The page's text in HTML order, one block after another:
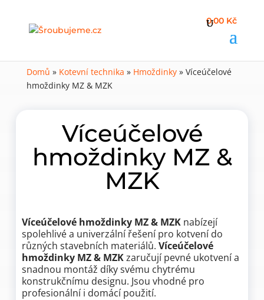
0,00 Kč
Domů » Kotevní technika » Hmoždinky» Víceúčelové
hmoždinky MZ & MZK
Víceúčelové
hmoždinky MZ &
MZK
Víceúčelové hmoždinky MZ & MZK nabízejí
spolehlivé a univerzální řešení pro kotvení do
různých stavebních materiálů.Víceúčelové
hmoždinky MZ & MZKzaručují pevné ukotvení a
snadnou montáž díky svému chytrému
konstrukčnímu designu. Jsou vhodné pro
profesionální i domácí použití.